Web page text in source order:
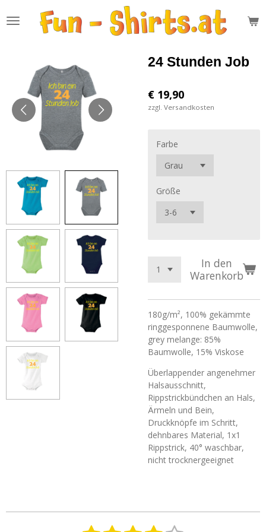
Hauptinhalt
24 Stunden Job
€ 19,90
zzgl. Versandkosten
Farbe
Größe
In den
Warenkorb
180g/m², 100% gekämmte
ringgesponnene Baumwolle,
grey melange: 85%
Baumwolle, 15% Viskose
Überlappender angenehmer
Halsausschnitt,
Rippstrickbündchen an Hals,
Ärmeln und Bein,
Druckknöpfe im Schritt,
dehnbares Material, 1x1
Rippstrick, 40° waschbar,
nicht trocknergeeignet